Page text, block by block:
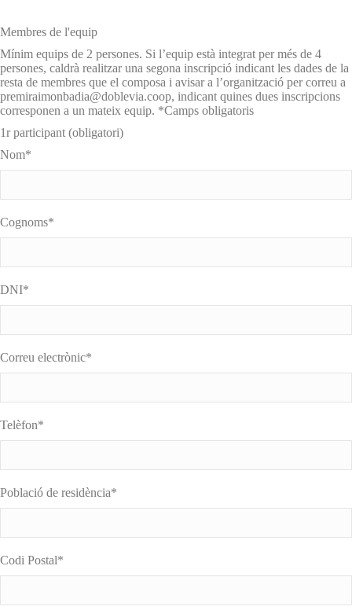
Membres de l'equip
Mínim equips de 2 persones. Si l’equip està integrat per més de 4
persones, caldrà realitzar una segona inscripció indicant les dades de la
resta de membres que el composa i avisar a l’organització per correu a
premiraimonbadia@doblevia.coop, indicant quines dues inscripcions
corresponen a un mateix equip. *Camps obligatoris
1r participant (obligatori)
Nom*
Cognoms*
DNI*
Correu electrònic*
Telèfon*
Població de residència*
Codi Postal*